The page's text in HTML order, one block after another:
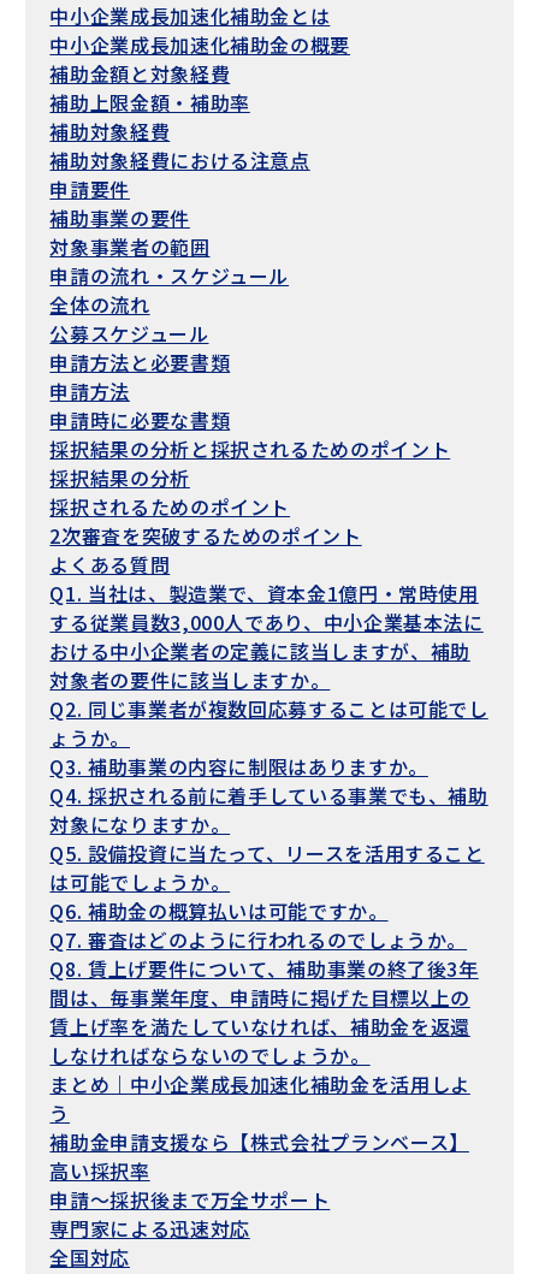
中小企業成長加速化補助金とは
中小企業成長加速化補助金の概要
補助金額と対象経費
補助上限金額・補助率
補助対象経費
補助対象経費における注意点
申請要件
補助事業の要件
対象事業者の範囲
申請の流れ・スケジュール
全体の流れ
公募スケジュール
申請方法と必要書類
申請方法
申請時に必要な書類
採択結果の分析と採択されるためのポイント
採択結果の分析
採択されるためのポイント
2次審査を突破するためのポイント
よくある質問
Q1. 当社は、製造業で、資本金1億円・常時使用
する従業員数3,000人であり、中小企業基本法に
おける中小企業者の定義に該当しますが、補助
対象者の要件に該当しますか。
Q2. 同じ事業者が複数回応募することは可能でし
ょうか。
Q3. 補助事業の内容に制限はありますか。
Q4. 採択される前に着手している事業でも、補助
対象になりますか。
Q5. 設備投資に当たって、リースを活用すること
は可能でしょうか。
Q6. 補助金の概算払いは可能ですか。
Q7. 審査はどのように行われるのでしょうか。
Q8. 賃上げ要件について、補助事業の終了後3年
間は、毎事業年度、申請時に掲げた目標以上の
賃上げ率を満たしていなければ、補助金を返還
しなければならないのでしょうか。
まとめ｜中小企業成長加速化補助金を活用しよ
う
補助金申請支援なら【株式会社プランベース】
高い採択率
申請〜採択後まで万全サポート
専門家による迅速対応
全国対応